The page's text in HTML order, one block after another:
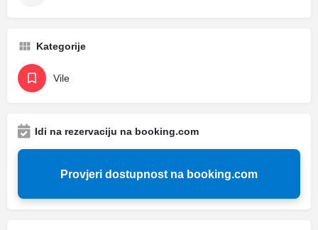
Kategorije
Vile
Idi na rezervaciju na booking.com
Provjeri dostupnost na booking.com